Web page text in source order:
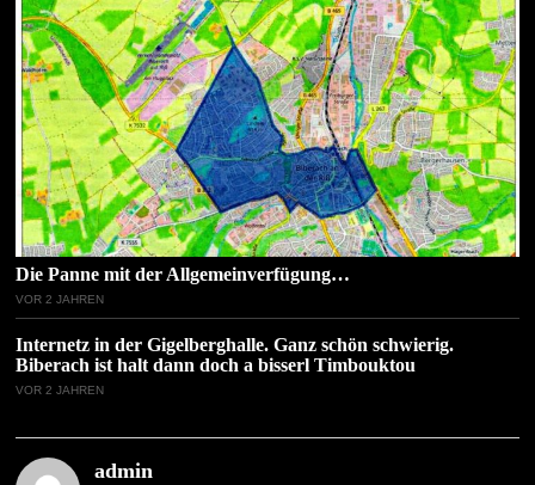
Die Panne mit der Allgemeinverfügung…
VOR 2 JAHREN
Internetz in der Gigelberghalle. Ganz schön schwierig.
Biberach ist halt dann doch a bisserl Timbouktou
VOR 2 JAHREN
admin